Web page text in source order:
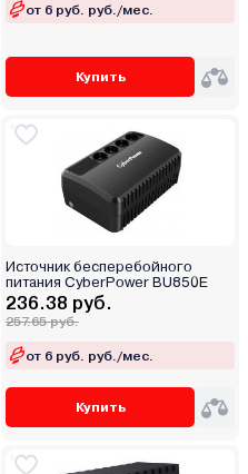
от 6 руб. руб./мес.
Купить
Источник бесперебойного
питания CyberPower BU850E
236.38 руб.
257.65 руб.
от 6 руб. руб./мес.
Купить